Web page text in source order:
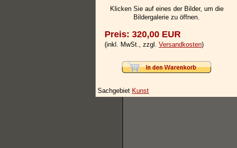
Klicken Sie auf eines der Bilder, um die
Bildergalerie zu öffnen.
Preis: 320,00 EUR
(inkl. MwSt., zzgl. Versandkosten)
Sachgebiet Kunst